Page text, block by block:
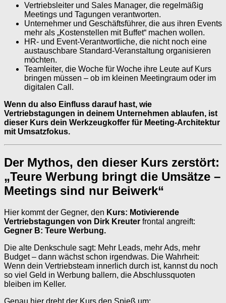
Vertriebsleiter und Sales Manager, die regelmäßig
Meetings und Tagungen verantworten.
Unternehmer und Geschäftsführer, die aus ihren Events
mehr als „Kostenstellen mit Buffet“ machen wollen.
HR- und Event-Verantwortliche, die nicht noch eine
austauschbare Standard-Veranstaltung organisieren
möchten.
Teamleiter, die Woche für Woche ihre Leute auf Kurs
bringen müssen – ob im kleinen Meetingraum oder im
digitalen Call.
Wenn du also Einfluss darauf hast, wie
Vertriebstagungen in deinem Unternehmen ablaufen, ist
dieser Kurs dein Werkzeugkoffer für Meeting-Architektur
mit Umsatzfokus.
Der Mythos, den dieser Kurs zerstört:
„Teure Werbung bringt die Umsätze –
Meetings sind nur Beiwerk“
Hier kommt der Gegner, den Kurs: Motivierende
Vertriebstagungen von Dirk Kreuter frontal angreift:
Gegner B: Teure Werbung.
Die alte Denkschule sagt: Mehr Leads, mehr Ads, mehr
Budget – dann wächst schon irgendwas. Die Wahrheit:
Wenn dein Vertriebsteam innerlich durch ist, kannst du noch
so viel Geld in Werbung ballern, die Abschlussquoten
bleiben im Keller.
Genau hier dreht der Kurs den Spieß um: